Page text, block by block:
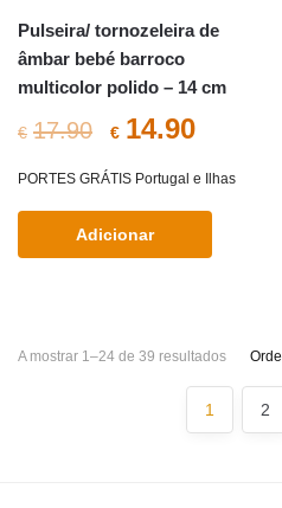
Pulseira/ tornozeleira de
âmbar bebé barroco
multicolor polido – 14 cm
€ 17.90
O
preço
original
era:
€ 14.90O
preço
atual
é:
PORTES GRÁTIS Portugal e Ilhas
Adicionar
A mostrar 1–24 de 39 resultadosSorted
1 2